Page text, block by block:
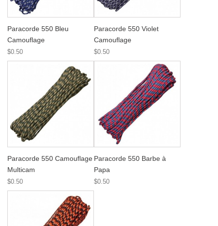
Paracorde 550 Bleu
Camouflage
$0.50
Paracorde 550 Violet
Camouflage
$0.50
Paracorde 550 Camouflage
Multicam
$0.50
Paracorde 550 Barbe à
Papa
$0.50